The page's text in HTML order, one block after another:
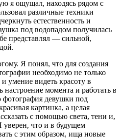
я ощущал, находясь рядом с
различные техники
естественность и
под водопадом получилась
представлял — сильной,
Я понял, что для создания
необходимо не только
умение видеть красоту в
настроение момента и работать в
фотография девушки под
картинка, а целая
с помощью света, тени и,
уверен, что и в будущем
с этим образом, ища новые